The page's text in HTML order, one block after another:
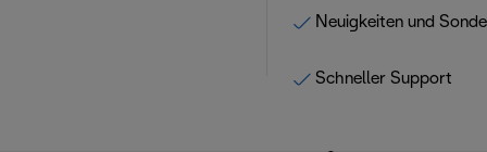
Neuigkeiten und
Schneller Support